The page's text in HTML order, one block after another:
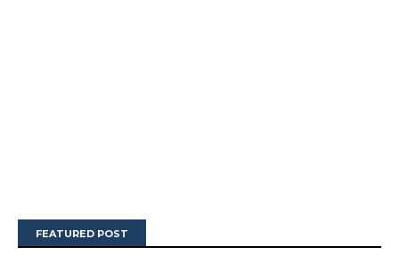
FEATURED POST